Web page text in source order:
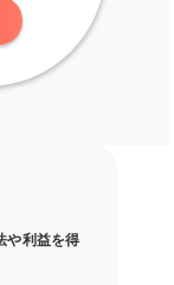
や利益を得